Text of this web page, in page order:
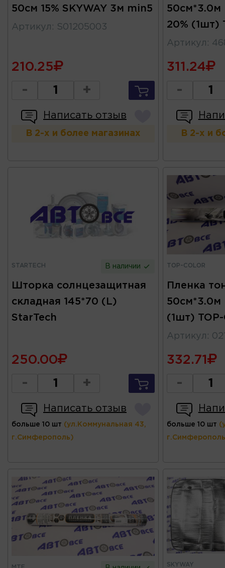
50см 15% SKYWAY 3м min5
Артикул : S01205003
210.25
- +
Написать отзыв
В 2-х и более магазинах
50см*3.0м
20% (1шт)
Артикул :
311.24
-
В 2-х и
STARTECH В наличии
Шторка солнцезащитная
складная 145*70 (L)
StarTech
250.00
- +
Написать отзыв
больше 10 шт (ул.Коммунальная 43,
г.Симферополь)
TOP-COLOR
Пленка
50см*3.0м
(1шт) TOP-
Артикул :
332.71
-
больше 10 шт
SKYWAY